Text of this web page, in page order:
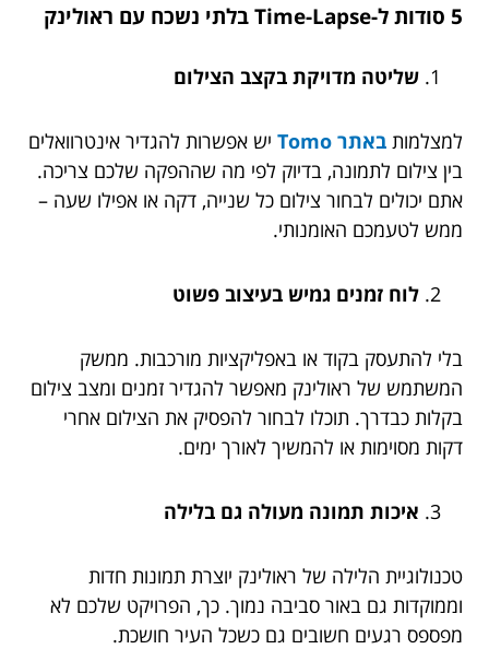
5 סודות ל-Time-Lapse בלתי נשכח עם ראולינק
שליטה מדויקת בקצב הצילום
למצלמות באתר Tomo
יש אפשרות להגדיר אינטרוואלים
בין צילום לתמונה, בדיוק לפי מה שההפקה שלכם צריכה.
אתם יכולים לבחור צילום כל שנייה, דקה או אפילו שעה –
ממש לטעמכם האומנותי.
לוח זמנים גמיש בעיצוב פשוט
בלי להתעסק בקוד או באפליקציות מורכבות. ממשק
המשתמש של ראולינק מאפשר להגדיר זמנים ומצב צילום
בקלות כבדרך. תוכלו לבחור להפסיק את הצילום אחרי
דקות מסוימות או להמשיך לאורך ימים.
איכות תמונה מעולה גם בלילה
טכנולוגיית הלילה של ראולינק יוצרת תמונות חדות
וממוקדות גם באור סביבה נמוך. כך, הפרויקט שלכם לא
מפספס רגעים חשובים גם כשכל העיר חושכת.